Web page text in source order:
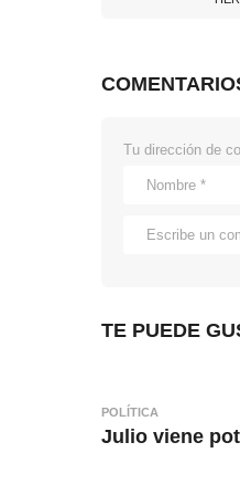
Tu dirección de
TE PUEDE
POLÍTICA
Julio viene